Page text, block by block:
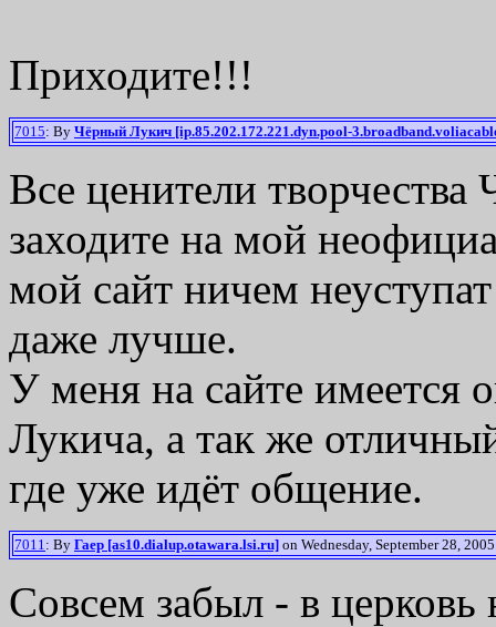
Приходите!!!
7015: By Чёрный Лукич [ip.85.202.172.221.dyn.pool-
Все ценители творчества
заходите на мой
мой сайт ничем
даже лучше.
У меня на сайте имеется
Лукича, а так же
где уже идёт общение.
7011: By Гаер [as10.dialup.otawara.lsi.ru] on Wednesday, September 28,
Совсем забыл - в